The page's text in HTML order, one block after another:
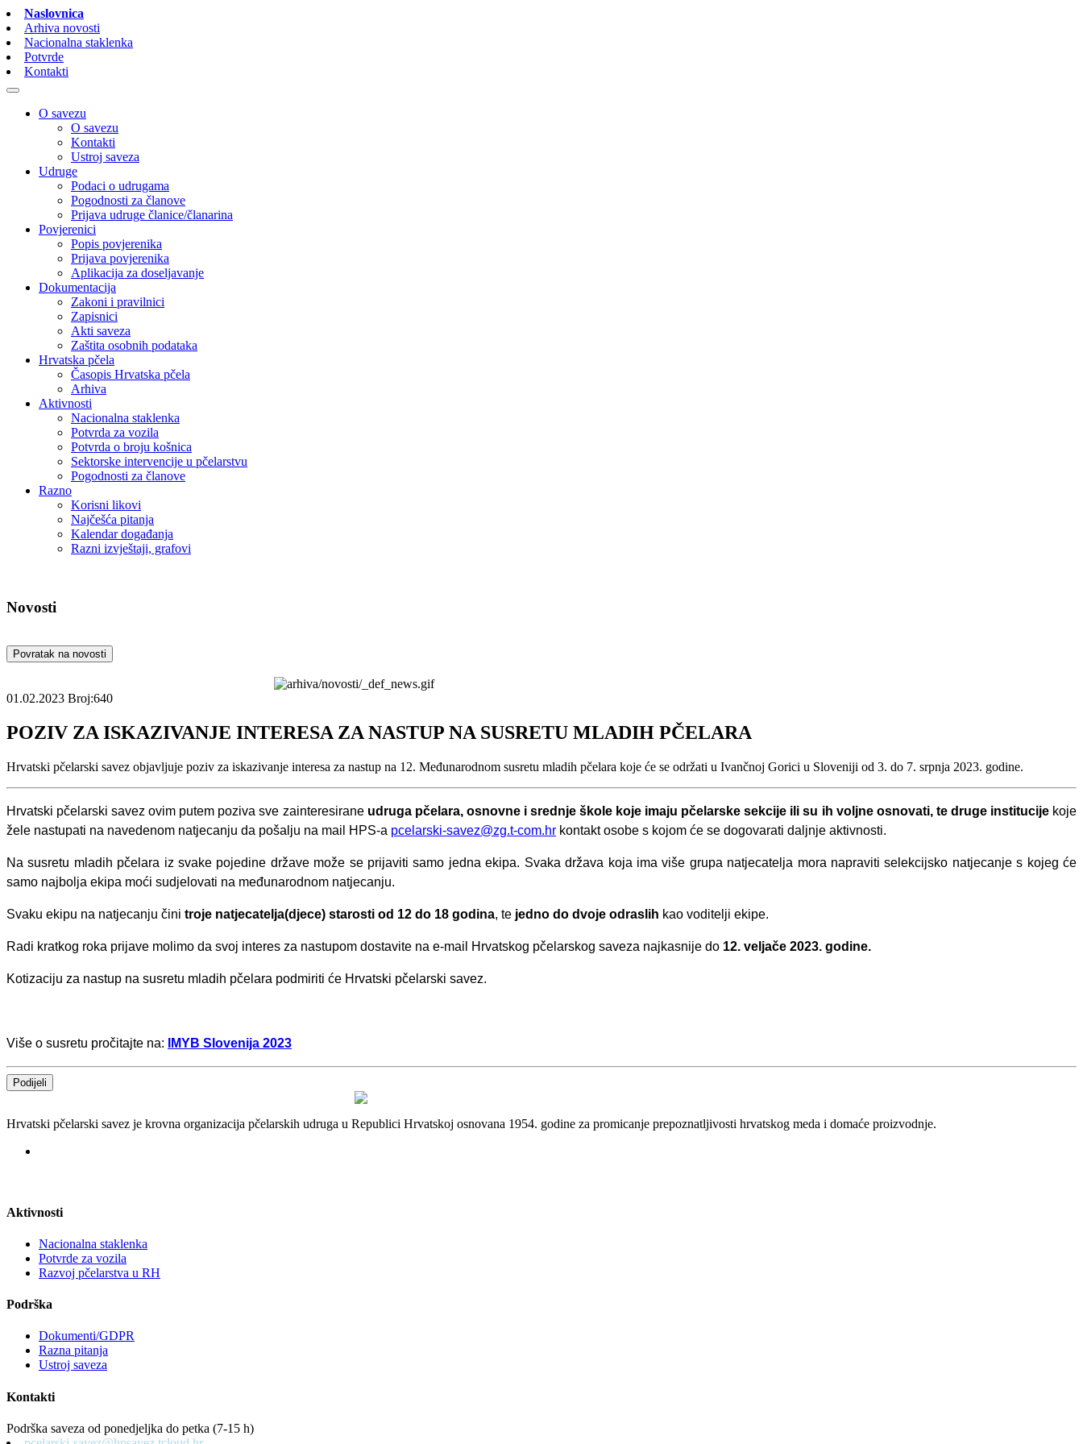
Naslovnica
Arhiva novosti
Nacionalna staklenka
Potvrde
Kontakti
O savezu
O savezu
Kontakti
Ustroj saveza
Udruge
Podaci o udrugama
Pogodnosti za članove
Prijava udruge članice/članarina
Povjerenici
Popis povjerenika
Prijava povjerenika
Aplikacija za doseljavanje
Dokumentacija
Zakoni i pravilnici
Zapisnici
Akti saveza
Zaštita osobnih podataka
Hrvatska pčela
Časopis Hrvatska pčela
Arhiva
Aktivnosti
Nacionalna staklenka
Potvrda za vozila
Potvrda o broju košnica
Sektorske intervencije u pčelarstvu
Pogodnosti za članove
Razno
Korisni likovi
Najčešća pitanja
Kalendar događanja
Razni izvještaji, grafovi
Novosti
Povratak na novosti
01.02.2023 Broj:640
POZIV ZA ISKAZIVANJE INTERESA ZA NASTUP NA SUSRETU MLADIH PČELARA
Hrvatski pčelarski savez objavljuje poziv za iskazivanje interesa za nastup na 12. Međunarodnom susretu mladih pčelara koje će se održati u Ivančnoj Gorici u Sloveniji od 3. do 7. srpnja 2023. godine.
Hrvatski pčelarski savez ovim putem poziva sve zainteresirane udruga pčelara, osnovne i srednje škole koje imaju pčelarske sekcije ili su ih voljne osnovati, te druge institucijekoje
žele nastupati na navedenom natjecanju da pošalju na mail HPS-a pcelarski-savez@zg.t-com.hr kontakt osobe s kojom će se dogovarati daljnje aktivnosti.
Na susretu mladih pčelara iz svake pojedine države može se prijaviti samo jedna ekipa. Svaka država koja ima više grupa natjecatelja mora napraviti selekcijsko natjecanje s kojeg će
samo najbolja ekipa moći sudjelovati na međunarodnom natjecanju.
Svaku ekipu na natjecanju čini troje natjecatelja(djece) starosti od 12 do 18 godina, te jedno do dvoje odraslih kao voditelji ekipe.
Radi kratkog roka prijave molimo da svoj interes za nastupom dostavite na e-mail Hrvatskog pčelarskog saveza najkasnije do 12. veljače 2023. godine.
Kotizaciju za nastup na susretu mladih pčelara podmiriti će Hrvatski pčelarski savez.
Više o susretu pročitajte na: IMYB Slovenija 2023
Podijeli
Hrvatski pčelarski savez je krovna organizacija pčelarskih udruga u Republici Hrvatskoj osnovana 1954. godine za promicanje prepoznatljivosti hrvatskog meda i domaće proizvodnje.
Aktivnosti
Nacionalna staklenka
Potvrde za vozila
Razvoj pčelarstva u RH
Podrška
Dokumenti/GDPR
Razna pitanja
Ustroj saveza
Kontakti
Podrška saveza od ponedjeljka do petka (7-15 h)